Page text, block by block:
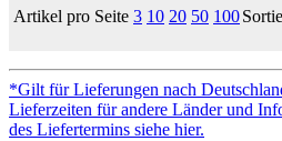
Artikel pro Seite 3 10 20 50 100
*Gilt für Lieferungen nach
Lieferzeiten für andere Länder und
des Liefertermins siehe hier.